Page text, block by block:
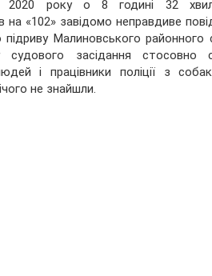
2020 року о 8 годині 32
на «102» завідомо неправдиве
підриву Малиновського
засідання стосовно
і працівники поліції з
не знайшли.